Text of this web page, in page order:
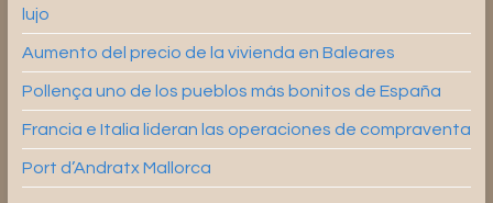
lujo
Aumento del precio de la vivienda en Baleares
Pollença uno de los pueblos más bonitos de España
Francia e Italia lideran las operaciones de compraventa
Port d’Andratx Mallorca